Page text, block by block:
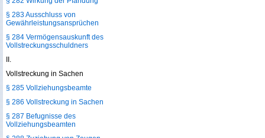
§ 283 Ausschluss von
Gewährleistungsansprüchen
§ 284 Vermögensauskunft des
Vollstreckungsschuldners
II.
Vollstreckung in Sachen
§ 285 Vollziehungsbeamte
§ 286 Vollstreckung in Sachen
§ 287 Befugnisse des
Vollziehungsbeamten